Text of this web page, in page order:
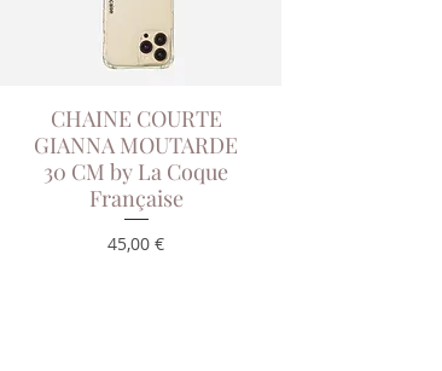
Aperçu rapide
CHAINE COURTE
GIANNA MOUTARDE
30 CM by La Coque
Française
Prix
45,00 €